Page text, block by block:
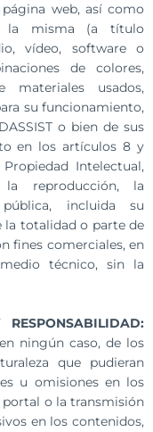
web, así como
la misma (a título
vídeo, software o
de colores,
materiales usados,
su funcionamiento,
o bien de sus
en los artículos 8 y
Intelectual,
la reproducción, la
incluida su
la totalidad o parte de
fines comerciales, en
técnico, sin la
ningún caso, de los
que pudieran
u omisiones en los
o la transmisión
en los contenidos,